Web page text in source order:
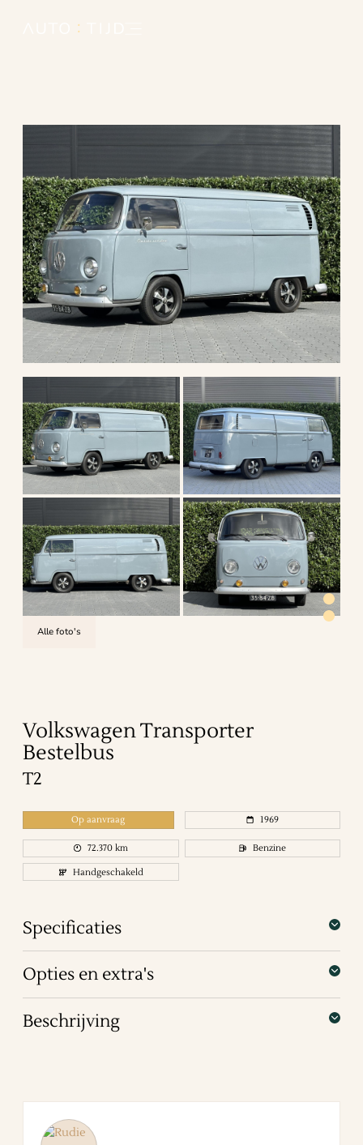
Alle foto's
VolkswagenTransporter
Bestelbus
T2
Op aanvraag 1969
72.370 km
Benzine
Handgeschakeld
Specificaties
Opties en extra's
Beschrijving